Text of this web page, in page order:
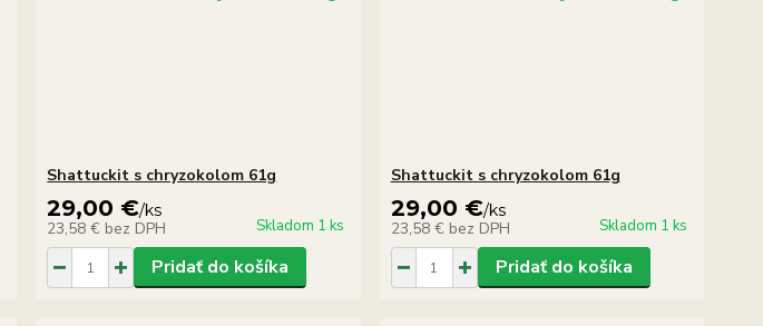
Shattuckit s chryzokolom 61g
29,00 €/ks
23,58 € bez DPH Skladom 1 ks
Pridať do košíka
Shattuckit s chryzokolom 61g
29,00 €/ks
23,58 € bez DPH Skladom 1 ks
Pridať do košíka